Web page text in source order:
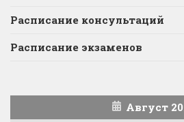
Расписание консультаций
Расписание экзаменов
Август